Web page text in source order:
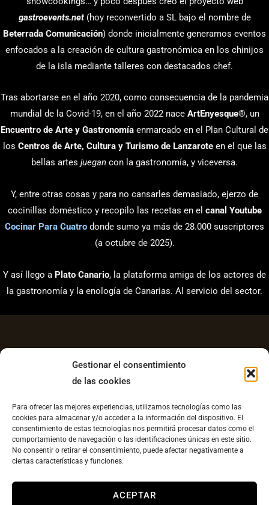
Gestionar el consentimiento
de las cookies
Para ofrecer las mejores experiencias, utilizamos tecnologías como las
cookies para almacenar y/o acceder a la información del dispositivo. El
consentimiento de estas tecnologías nos permitirá procesar datos como el
comportamiento de navegación o las identificaciones únicas en este sitio.
No consentir o retirar el consentimiento, puede afectar negativamente a
ciertas características y funciones.
ACEPTAR
gastroevents.net(hoy reconvertido a SL bajo el nombre de
Beterrada Comunicación) donde inicialmente generamos eventos
enfocados a la creación de cultura gastronómica en los chinijos
de la isla mediante talleres con destacados chef.
Tras abortarse en el año 2020, como consecuencia de la pandemia
mundial de la Covid-19, en el año 2022 nace ArtEnyesque®, un
Encuentro de Arte y Gastronomía enmarcado en el Plan Cultural de
los Centros de Arte, Cultura y Turismo de Lanzaroteen el que las
bellas artes juegan con la gastronomía, y viceversa.
Y, entre otras cosas y para no cansarles demasiado, ejerzo de
cocinillas doméstico y recopilo las recetas en el canal Youtube
Cocinar Para Cuatro donde sumo ya más de 28.000 suscriptores
(a octubre de 2025).
Y así llego a Plato Canario, la plataforma amiga de los actores de
la gastronomía y la enología de Canarias. Al servicio del sector.
Política de Privacidad
Contacto
Política de cookies UE
Copyright © 2026 Plato Canario |Diseño web
llesestudiocreatvo.com